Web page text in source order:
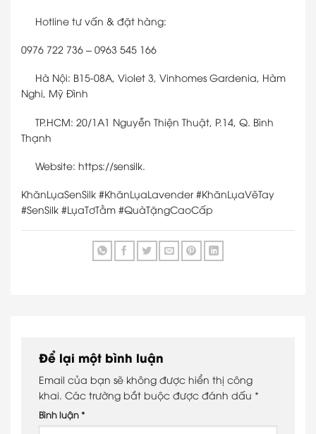
Hotline tư vấn & đặt hàng:
0976 722 736 – 0963 545 166
Hà Nội: B15-08A, Violet 3, Vinhomes Gardenia, Hàm
Nghi, Mỹ Đình
TP.HCM: 20/1A1 Nguyễn Thiện Thuật, P.14, Q. Bình
Thạnh
Website: https://sensilk.
KhănLụaSenSilk #KhănLụaLavender #KhănLụaVẽTay
#SenSilk #LụaTơTằm #QuàTặngCaoCấp
Để lại một bình luận
Email của bạn sẽ không được hiển thị công
khai. Các trường bắt buộc được đánh dấu *
Bình luận *